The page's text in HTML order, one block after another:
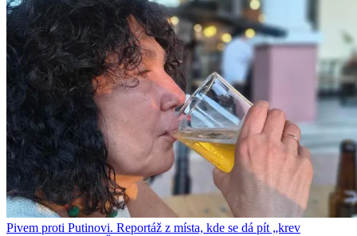
Pivem proti Putinovi. Reportáž z místa, kde se dá pít „krev